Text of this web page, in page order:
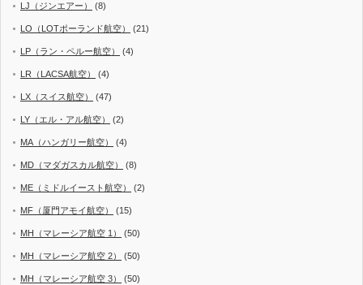
LJ（ジンエアー） (8)
LO（LOTポーランド航空） (21)
LP（ラン・ペルー航空） (4)
LR（LACSA航空） (4)
LX（スイス航空） (47)
LY（エル・アル航空） (2)
MA（ハンガリー航空） (4)
MD（マダガスカル航空） (8)
ME（ミドルイースト航空） (2)
MF（厦門アモイ航空） (15)
MH（マレーシア航空 1） (50)
MH（マレーシア航空 2） (50)
MH（マレーシア航空 3） (50)